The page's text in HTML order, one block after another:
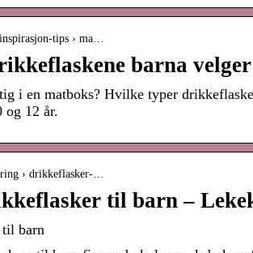
tips › ma…
barna
i en matboks? Hvilke typer
og 12 år.
› drikkeflasker-…
til barn –
barn